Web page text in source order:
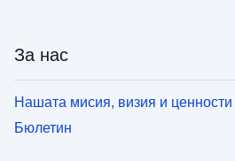
За нас
Нашата мисия, визия и ценности
Бюлетин